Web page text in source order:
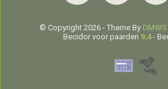
© Copyright 2026 - Theme By DMWS
Becidor voor paarden 9,4-